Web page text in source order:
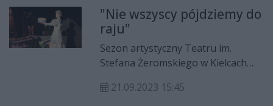
Słonecznym w Ostrowcu
Świętokrzyskim z inicjatywy
Fundacji „Nowa Przestrzeń”. Celem
jest uhonorowanie najsłynniejszych
żołnierzy okresu II Wojny
Światowej regionu
"Nie wszyscy pójdziemy do
raju"
Sezon artystyczny Teatru im.
Stefana Żeromskiego w Kielcach
pójdziemy do raju". Spektakl
21.09.2023 15:45